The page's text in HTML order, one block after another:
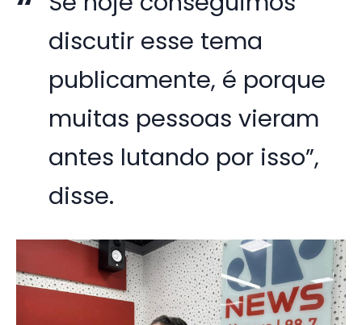
discutir esse tema
publicamente, é porque
muitas pessoas vieram
antes lutando por isso”,
disse.